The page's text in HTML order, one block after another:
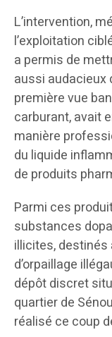
L’intervention,
l’exploitation
a permis de
aussi audacieux
première vue
carburant, avait
manière
du liquide
de produits
Parmi ces
substances
illicites,
d’orpaillage
dépôt discret
quartier de
réalisé ce coup